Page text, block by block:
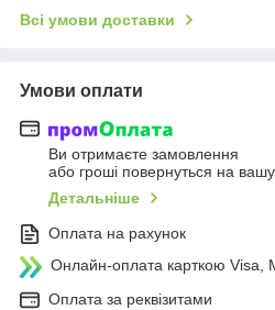
Всі умови доставки
Умови оплати
Ви отримаєте замовлення
або гроші повернуться на вашу
Детальніше
Оплата на рахунок
Онлайн-оплата карткою Visa,
Оплата за реквізитами